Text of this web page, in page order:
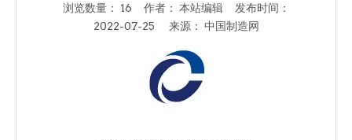
浏览数量： 16 作者： 本站编辑 发布时间：
2022-07-25 来源： 中国制造网